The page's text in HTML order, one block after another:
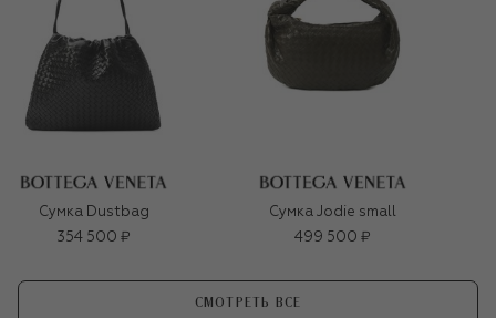
Сумка Dustbag
354 500 ₽
Сумка Jodie small
499 500 ₽
СМОТРЕТЬ ВСЕ